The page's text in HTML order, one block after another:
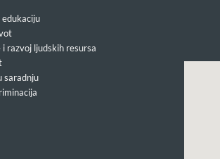
razvoj ljudskih resursa
saradnju